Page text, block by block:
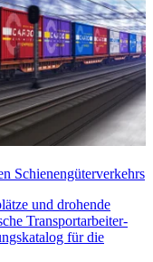
Schienengüterverkehrs
und drohende
Transportarbeiter-
für die